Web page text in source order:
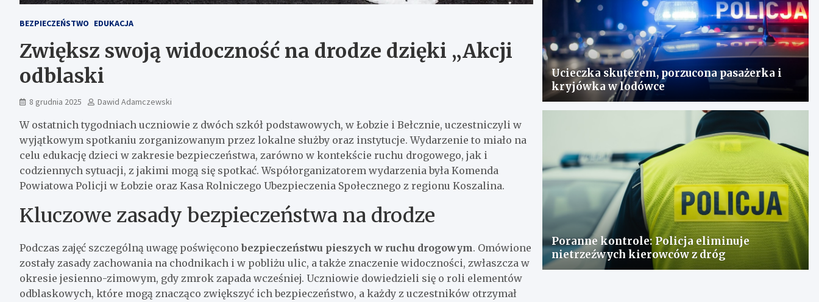
BEZPIECZEŃSTWO EDUKACJA
Zwiększ swoją widoczność na drodze dzięki „Akcji
odblaski
8 grudnia 2025 Dawid Adamczewski
W ostatnich tygodniach uczniowie z dwóch szkół podstawowych, w Łobzie i Bełcznie, uczestniczyli w
wyjątkowym spotkaniu zorganizowanym przez lokalne służby oraz instytucje. Wydarzenie to miało na
celu edukację dzieci w zakresie bezpieczeństwa, zarówno w kontekście ruchu drogowego, jak i
codziennych sytuacji, z jakimi mogą się spotkać. Współorganizatorem wydarzenia była Komenda
Powiatowa Policji w Łobzie oraz Kasa Rolniczego Ubezpieczenia Społecznego z regionu Koszalina.
Kluczowe zasady bezpieczeństwa na drodze
Podczas zajęć szczególną uwagę poświęcono bezpieczeństwu pieszych w ruchu drogowym. Omówione
zostały zasady zachowania na chodnikach i w pobliżu ulic, a także znaczenie widoczności, zwłaszcza w
okresie jesienno-zimowym, gdy zmrok zapada wcześniej. Uczniowie dowiedzieli się o roli elementów
odblaskowych, które mogą znacząco zwiększyć ich bezpieczeństwo, a każdy z uczestników otrzymał
Ucieczka skuterem, porzucona pasażerka i
kryjówka w lodówce
Poranne kontrole: Policja eliminuje
nietrzeźwych kierowców z dróg